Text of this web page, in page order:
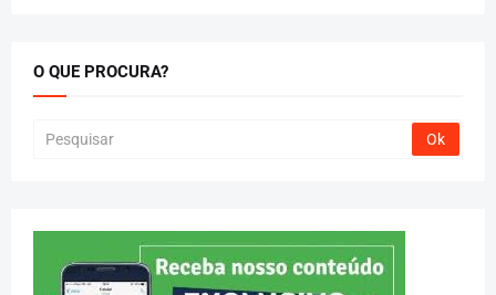
O QUE PROCURA?